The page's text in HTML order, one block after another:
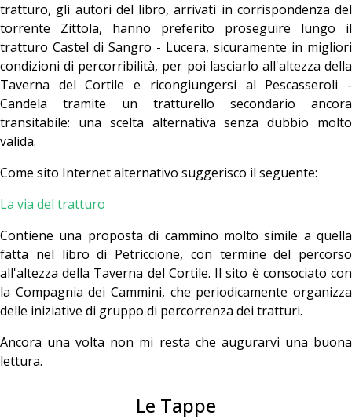
tratturo, gli autori del libro, arrivati in corrispondenza del
torrente Zittola, hanno preferito proseguire lungo il
tratturo Castel di Sangro - Lucera, sicuramente in migliori
condizioni di percorribilità, per poi lasciarlo all'altezza della
Taverna del Cortile e ricongiungersi al Pescasseroli -
Candela tramite un tratturello secondario ancora
transitabile: una scelta alternativa senza dubbio molto
valida.
Come sito Internet alternativo suggerisco il seguente:
La via del tratturo
Contiene una proposta di cammino molto simile a quella
fatta nel libro di Petriccione, con termine del percorso
all'altezza della Taverna del Cortile. Il sito è consociato con
la Compagnia dei Cammini, che periodicamente organizza
delle iniziative di gruppo di percorrenza dei tratturi.
Ancora una volta non mi resta che augurarvi una buona
lettura.
Le Tappe